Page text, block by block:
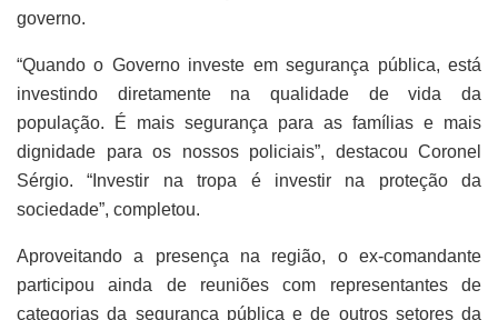
governo.
“Quando o Governo investe em segurança pública, está
investindo diretamente na qualidade de vida da
população. É mais segurança para as famílias e mais
dignidade para os nossos policiais”, destacou Coronel
Sérgio. “Investir na tropa é investir na proteção da
sociedade”, completou.
Aproveitando a presença na região, o ex-comandante
participou ainda de reuniões com representantes de
categorias da segurança pública e de outros setores da